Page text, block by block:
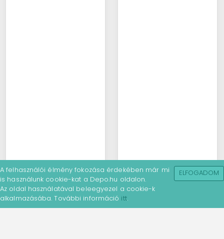
A felhasználói élmény fokozása érdekében már mi
is használunk cookie-kat a Depo.hu oldalon.
Az oldal használatával beleegyezel a cookie-k
alkalmazásába. További információ itt.
ELFOGADOM